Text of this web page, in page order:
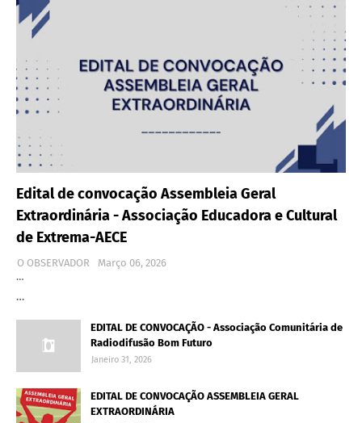
Edital de convocação Assembleia Geral
Extraordinária - Associação Educadora e Cultural
de Extrema-AECE
O OBSERVADOR
Março 06, 2026
…
…
EDITAL DE CONVOCAÇÃO - Associação Comunitária de
Radiodifusão Bom Futuro
Janeiro 31, 2026
EDITAL DE CONVOCAÇÃO ASSEMBLEIA GERAL
EXTRAORDINÁRIA